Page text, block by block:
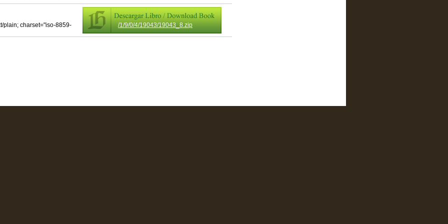
plain; charset="iso-8859-
/1/9/0/4/19043/19043_8.zip